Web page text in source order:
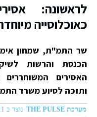
לראשונה:
כאוכלוסייה
שר התמ"ת, שמחון
הכנסת והרשות
האסירים המשוחררים
ותזכה לסיוע משרד
מערכת THE PULSE נוצר ב 05.12.2011 02:12